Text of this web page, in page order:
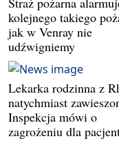
kolejnego takiego
jak w Venray nie
udźwigniemy
Lekarka rodzinna z
natychmiast
Inspekcja mówi o
zagrożeniu dla